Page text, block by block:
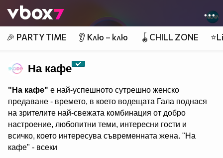
👾
🎉 PARTY TIME 👂 Клю – клю 🪀CHILL ZONE
На кафе
"На кафе" е най-успешното сутрешно женско
предаване - времето, в което водещата Гала поднася
на зрителите най-свежата комбинация от добро
настроение, любопитни теми, интересни гости и
всичко, което интересува съвременната жена. "На
кафе" - всеки